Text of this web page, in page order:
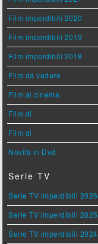
Film imperdibili 2020
Film imperdibili 2019
Film imperdibili 2018
Film da vedere
Film al cinema
Film di
Film di
Novità in Dvd
Serie TV
Serie TV imperdibili 2026
Serie TV imperdibili 2025
Serie TV imperdibili 2024